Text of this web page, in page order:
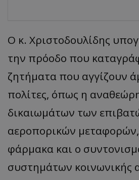
Ο κ. Χριστοδουλίδης
την πρόοδο που
ζητήματα που αγγίζουν
πολίτες, όπως η
δικαιωμάτων των
αεροπορικών μεταφορών,
φάρμακα και ο
συστημάτων κοινωνικής